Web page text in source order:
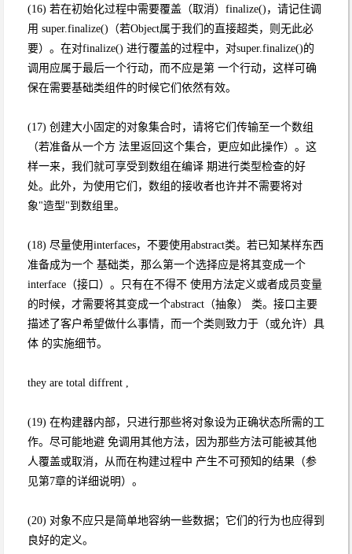
(16) 若在初始化过程中需要覆盖（取消）finalize()，请记住调
用 super.finalize()（若Object属于我们的直接超类，则无此必
要）。在对finalize() 进行覆盖的过程中，对super.finalize()的
调用应属于最后一个行动，而不应是第 一个行动，这样可确
保在需要基础类组件的时候它们依然有效。
(17) 创建大小固定的对象集合时，请将它们传输至一个数组
（若准备从一个方 法里返回这个集合，更应如此操作）。这
样一来，我们就可享受到数组在编译 期进行类型检查的好
处。此外，为使用它们，数组的接收者也许并不需要将对
象"造型"到数组里。
(18) 尽量使用interfaces，不要使用abstract类。若已知某样东西
准备成为一个 基础类，那么第一个选择应是将其变成一个
interface（接口）。只有在不得不 使用方法定义或者成员变量
的时候，才需要将其变成一个abstract（抽象） 类。接口主要
描述了客户希望做什么事情，而一个类则致力于（或允许）具
体 的实施细节。
they are total diffrent ,
(19) 在构建器内部，只进行那些将对象设为正确状态所需的工
作。尽可能地避 免调用其他方法，因为那些方法可能被其他
人覆盖或取消，从而在构建过程中 产生不可预知的结果（参
见第7章的详细说明）。
(20) 对象不应只是简单地容纳一些数据；它们的行为也应得到
良好的定义。